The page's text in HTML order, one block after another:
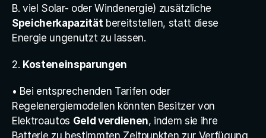
Speicherkapazität bereitstellen, statt diese
Energie ungenutzt zu lassen.
2. Kosteneinsparungen
• Bei entsprechenden Tarifen oder
Regelenergiemodellen könnten Besitzer von
Elektroautos Geld verdienen, indem sie ihre
Batterie zu bestimmten Zeitpunkten zur Verfügung